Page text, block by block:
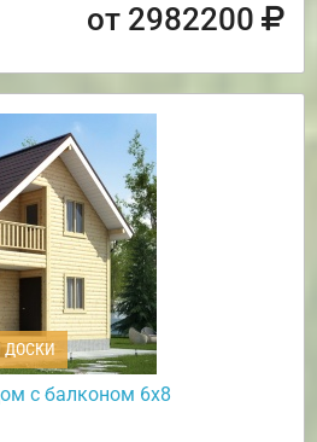
от 2982200
ДОСКИ
с балконом 6х8